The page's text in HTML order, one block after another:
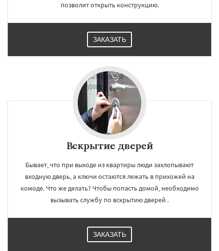
позволит открыть конструкцию.
ЗАКАЗАТЬ
Вскрытие дверей
Бывает, что при выходе из квартиры люди захлопывают
входную дверь, а ключи остаются лежать в прихожей на
комоде. Что же делать? Чтобы попасть домой, необходимо
вызывать службу по вскрытию дверей .
ЗАКАЗАТЬ